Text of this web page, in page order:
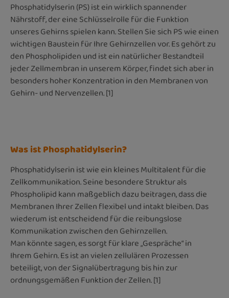
Phosphatidylserin (PS) ist ein wirklich spannender
Nährstoff, der eine Schlüsselrolle für die Funktion
unseres Gehirns spielen kann. Stellen Sie sich PS wie einen
wichtigen Baustein für Ihre Gehirnzellen vor. Es gehört zu
den Phospholipiden und ist ein natürlicher Bestandteil
jeder Zellmembran in unserem Körper, findet sich aber in
besonders hoher Konzentration in den Membranen von
Gehirn- und Nervenzellen. [1]
Was ist Phosphatidylserin?
Phosphatidylserin ist wie ein kleines Multitalent für die
Zellkommunikation. Seine besondere Struktur als
Phospholipid kann maßgeblich dazu beitragen, dass die
Membranen Ihrer Zellen flexibel und intakt bleiben. Das
wiederum ist entscheidend für die reibungslose
Kommunikation zwischen den Gehirnzellen.
Man könnte sagen, es sorgt für klare „Gespräche“ in
Ihrem Gehirn. Es ist an vielen zellulären Prozessen
beteiligt, von der Signalübertragung bis hin zur
ordnungsgemäßen Funktion der Zellen. [1]